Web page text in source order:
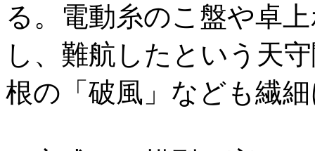
る。電動糸のこ盤や卓
し、難航したという天
根の「破風」なども繊